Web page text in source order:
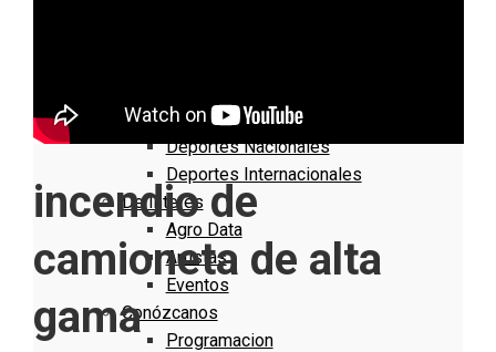
Deportes Locales
Deportes Nacionales
Deportes Internacionales
De Interés
Agro Data
Artistas
Eventos
Conózcanos
Programacion
incendio de
camioneta de alta
gama